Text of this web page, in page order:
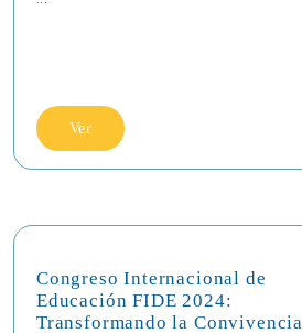
Ver
Congreso Internacional de
Educación FIDE 2024:
Transformando la Convivencia